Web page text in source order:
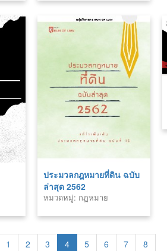
ประมวลกฎหมายที่ดิน ฉบับ
ล่าสุด 2562
หมวดหมู่: กฏหมาย
1 2 3 4 5 6 7
8